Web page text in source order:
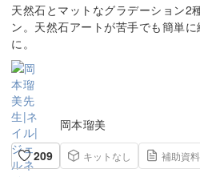
天然石とマットなグラデーション2
ン。天然石アートが苦手でも簡単
に。
岡本瑠美
209
キットなし 補助資